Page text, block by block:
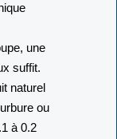
une
suffit.
naturel
ou
à 0.2